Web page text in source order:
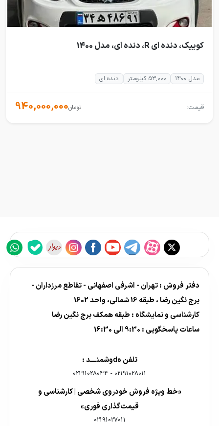
کوییک، دنده ای R، دنده ای، مدل 1400
مدل 1400 53,000 کیلومتر دنده ای
قیمت: 940,000,000تومان
دفتر فروش : تهران - اشرفی اصفهانی - تقاطع مرزداران -
برج نگین رضا ، طبقه 16 شمالی، واحد 1602
کارشناسی و نمایشگاه : طبقه همکف برج نگین رضا
ساعات پاسخگویی : 9:30 الی 16:30
تلفن هdوشمنــــد :
02191028011
-
02191028044
«خط ویژه فروش خودروی شخصی | کارشناسی و
قیمت‌گذاری فوری»
02191027011